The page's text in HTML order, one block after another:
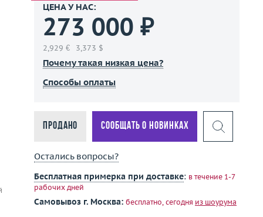
ЦЕНА У НАС:
273 000 ₽
2,929 € 3,373 $
Почему такая низкая цена?
Способы оплаты
Продано Сообщать о новинках
Остались вопросы?
Бесплатная примерка при доставке: в течение 1-7
рабочих дней
Самовывоз г. Москва: бесплатно, сегодня из шоурума